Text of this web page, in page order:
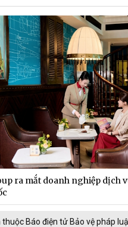
ra mắt doanh nghiệp dịch
thuộc Báo điện tử Bảo vệ pháp